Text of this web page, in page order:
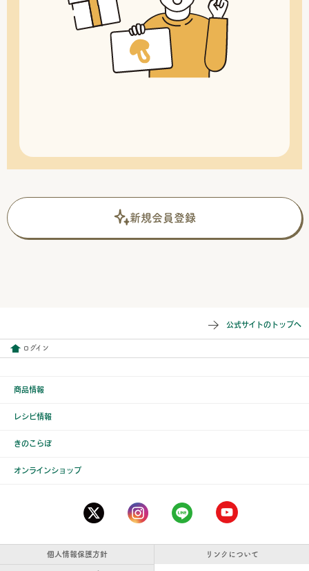
新規会員登録
公式サイトのトップへ
ログイン
商品情報
レシピ情報
きのこらぼ
オンラインショップ
個人情報保護方針 リンクについて